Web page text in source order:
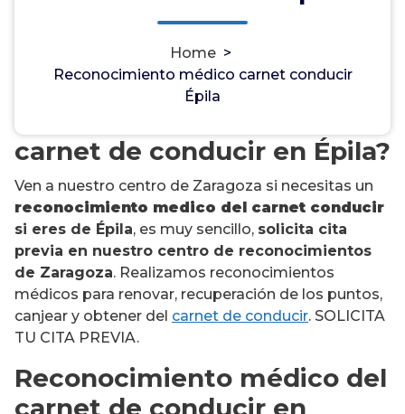
Home >
Reconocimiento médico carnet conducir
Épila
¿Necesitas un
carnet de conducir en Épila?
Ven a nuestro centro de Zaragoza si necesitas un
reconocimiento medico del carnet conducir
si eres de Épila, es muy sencillo, solicita cita
previa en nuestro centro de reconocimientos
de Zaragoza. Realizamos reconocimientos
médicos para renovar, recuperación de los puntos,
canjear y obtener del carnet de conducir. SOLICITA
TU CITA PREVIA.
Reconocimiento médico del
carnet de conducir en